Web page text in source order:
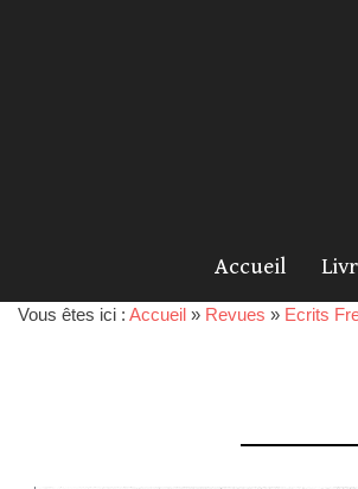
Accueil
Vous êtes ici : Accueil » Revues » Ecrits